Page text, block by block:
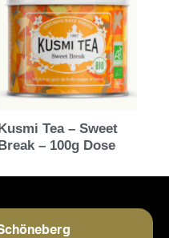
Tea – Sweet
– 100g Dose